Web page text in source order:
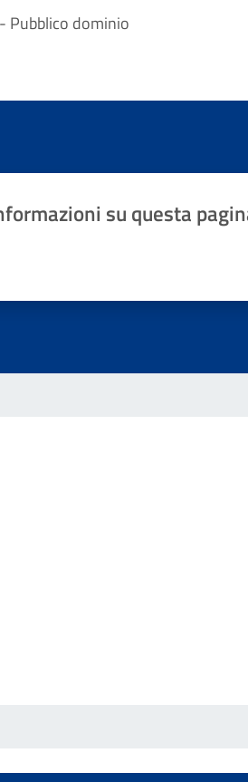
Pubblico dominio
su questa